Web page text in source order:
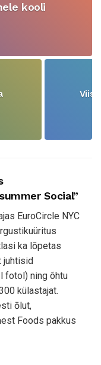
kooli
Viis
Social”
EuroCircle NYC
ka lōpetas
juhtisid
fotol) ning õhtu
külastajat.
ōlut,
Foods pakkus